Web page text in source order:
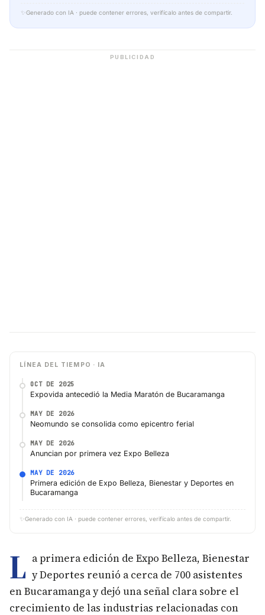
✨ Generado con IA · puede contener errores, verifícalo antes de compartir.
PUBLICIDAD
LÍNEA DEL TIEMPO · IA
OCT DE 2025
Expovida antecedió la Media Maratón de Bucaramanga
MAY DE 2026
Neomundo se consolida como epicentro ferial
MAY DE 2026
Anuncian por primera vez Expo Belleza
MAY DE 2026
Primera edición de Expo Belleza, Bienestar y Deportes en
Bucaramanga
✨ Generado con IA · puede contener errores, verifícalo antes de compartir.
L a primera edición de Expo Belleza, Bienestar
y Deportes reunió a cerca de 700 asistentes
en Bucaramanga y dejó una señal clara sobre el
crecimiento de las industrias relacionadas con